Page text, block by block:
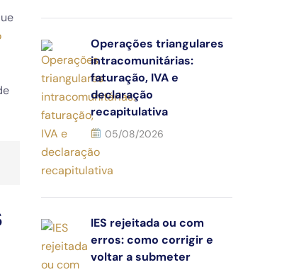
Operações triangulares
intracomunitárias:
faturação, IVA e
declaração
recapitulativa
05/08/2026
IES rejeitada ou com
erros: como corrigir e
voltar a submeter